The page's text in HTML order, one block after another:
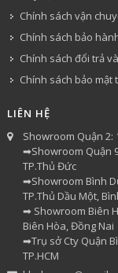
Chính sách vận
Chính sách bảo
Chính sách đổi trả
Chính sách bảo mật
LIÊN HỆ
Showroom Quận 2:
➡Showroom Quận
TP.Thủ Đức
➡Showroom Bình
TP.Thủ Dầu Một,
➡ Showroom Biên
Biên Hòa, Đồng Nai
➡Trụ sở Cty Quận
TP.HCM